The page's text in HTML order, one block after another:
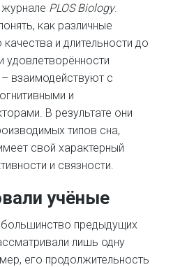
PLOS Biology.
как различные
качества и длительности до
удовлетворённости
взаимодействуют с
и
В результате они
типов сна,
свой характерный
и связности.
учёные
предыдущих
лишь одну
его продолжительность